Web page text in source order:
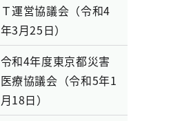
Ｔ運営協議会（令和4
年3月25日）
令和4年度東京都災害
医療協議会（令和5年1
月18日）